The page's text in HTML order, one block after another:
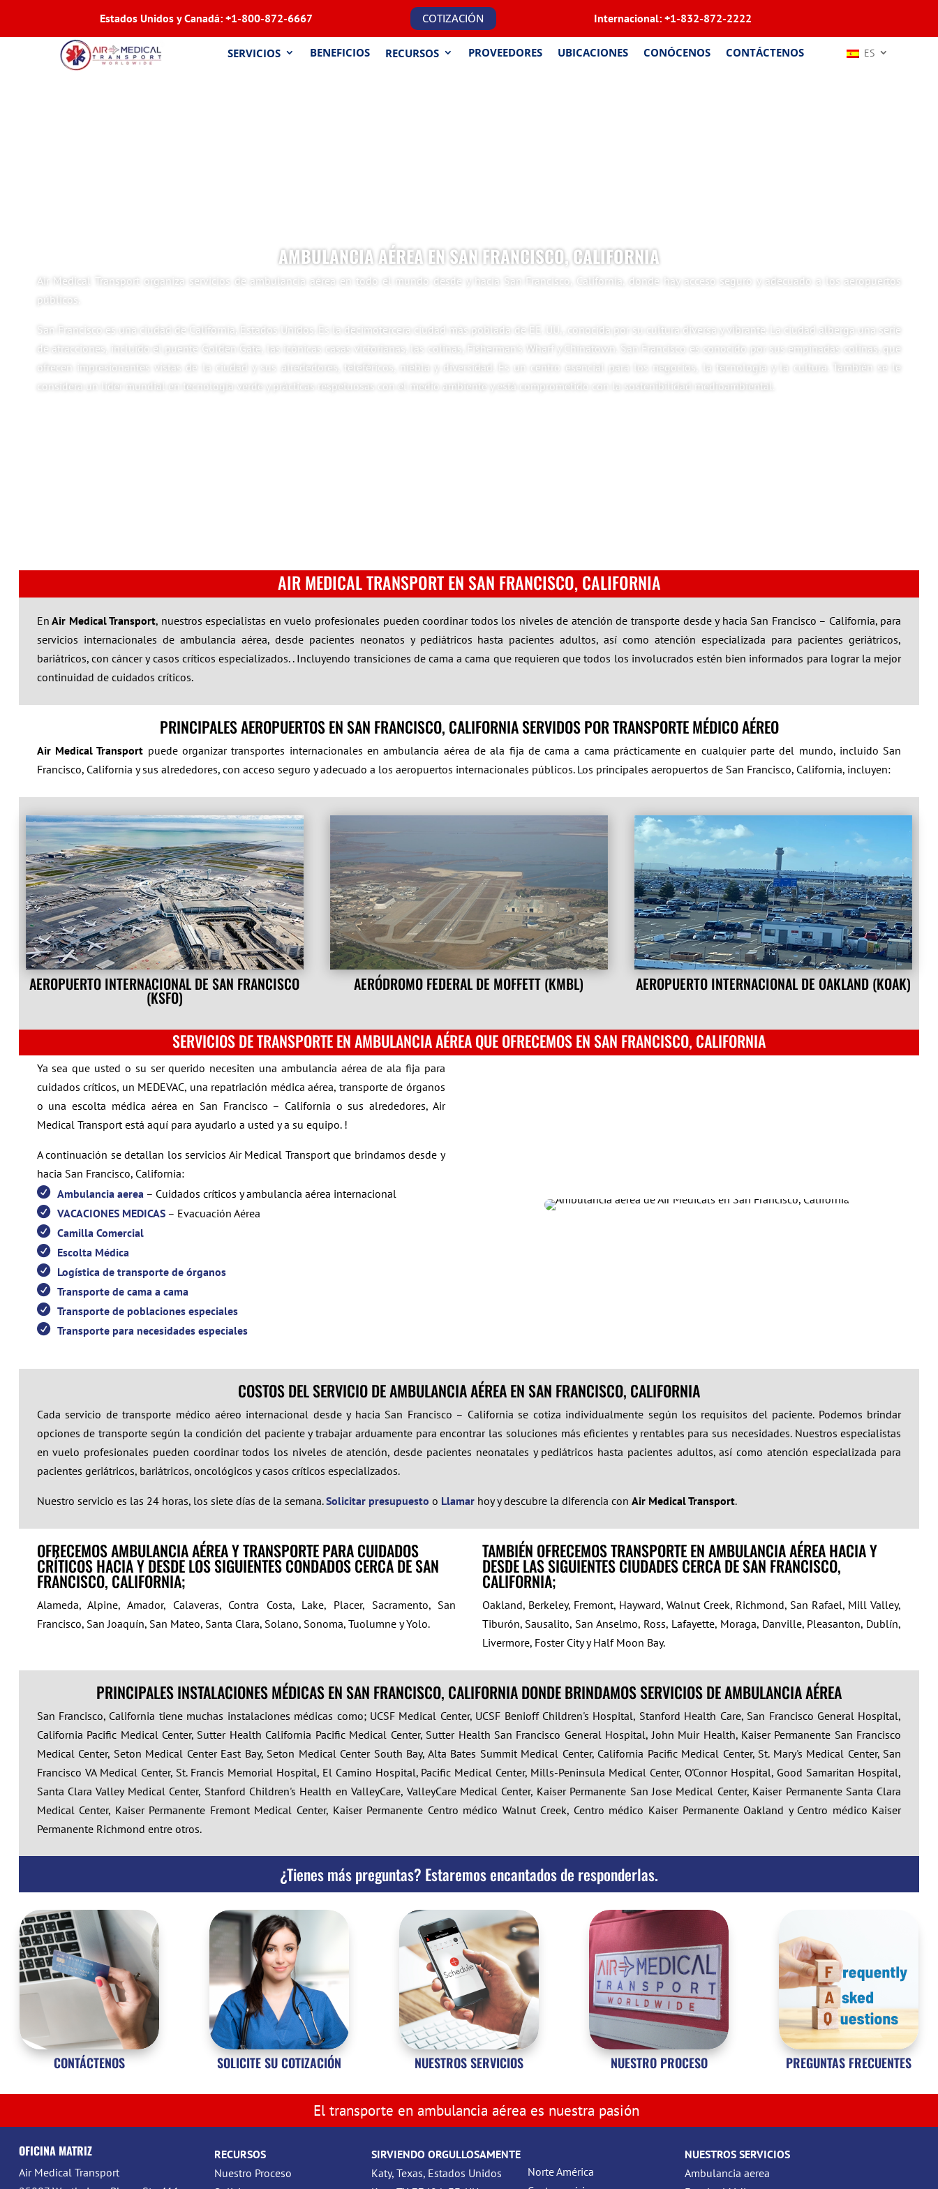
Estados Unidos y Canadá: +1-800-872-6667 COTIZACIÓN Internacional:+1-832-872-2222
SERVICIOS BENEFICIOS RECURSOS PROVEEDORES UBICACIONES CONÓCENOS CONTÁCTENOS ES
AMBULANCIA AÉREA EN SAN FRANCISCO, CALIFORNIA
Air Medical Transport organiza servicios de ambulancia aérea en todo el mundo desde y hacia San Francisco, California, donde hay acceso seguro y adecuado a los aeropuertos
públicos.
San Francisco es una ciudad de California, Estados Unidos. Es la decimotercera ciudad más poblada de EE. UU., conocida por su cultura diversa y vibrante. La ciudad alberga una serie
de atracciones, incluido el puente Golden Gate, las icónicas casas victorianas, las colinas, Fisherman's Wharf y Chinatown. San Francisco es conocido por sus empinadas colinas, que
ofrecen impresionantes vistas de la ciudad y sus alrededores, teleféricos, niebla y diversidad. Es un centro esencial para los negocios, la tecnología y la cultura. También se le
considera un líder mundial en tecnología verde y prácticas respetuosas con el medio ambiente y está comprometido con la sostenibilidad medioambiental.
AIR MEDICAL TRANSPORT EN SAN FRANCISCO, CALIFORNIA
En Air Medical Transport, nuestros especialistas en vuelo profesionales pueden coordinar todos los niveles de atención de transporte desde y hacia San Francisco – California, para
servicios internacionales de ambulancia aérea, desde pacientes neonatos y pediátricos hasta pacientes adultos, así como atención especializada para pacientes geriátricos,
bariátricos, con cáncer y casos críticos especializados. . Incluyendo transiciones de cama a cama que requieren que todos los involucrados estén bien informados para lograr la mejor
continuidad de cuidados críticos.
PRINCIPALES AEROPUERTOS EN SAN FRANCISCO, CALIFORNIA SERVIDOS POR TRANSPORTE MÉDICO AÉREO
Air Medical Transport puede organizar transportes internacionales en ambulancia aérea de ala fija de cama a cama prácticamente en cualquier parte del mundo, incluido San
Francisco, California y sus alrededores, con acceso seguro y adecuado a los aeropuertos internacionales públicos. Los principales aeropuertos de San Francisco, California, incluyen:
AEROPUERTO INTERNACIONAL DE SAN FRANCISCO
(KSFO)
AERÓDROMO FEDERAL DE MOFFETT (KMBL) AEROPUERTO INTERNACIONAL DE OAKLAND (KOAK)
SERVICIOS DE TRANSPORTE EN AMBULANCIA AÉREA QUE OFRECEMOS EN SAN FRANCISCO, CALIFORNIA
Ya sea que usted o su ser querido necesiten una ambulancia aérea de ala fija para
cuidados críticos, un MEDEVAC, una repatriación médica aérea, transporte de órganos
o una escolta médica aérea en San Francisco – California o sus alrededores, Air
Medical Transport está aquí para ayudarlo a usted y a su equipo. !
A continuación se detallan los servicios Air Medical Transport que brindamos desde y
hacia San Francisco, California:
Ambulancia aerea– Cuidados críticos y ambulancia aérea internacional
VACACIONES MEDICAS– Evacuación Aérea
Camilla Comercial
Escolta Médica
Logística de transporte de órganos
Transporte de cama a cama
Transporte de poblaciones especiales
Transporte para necesidades especiales
COSTOS DEL SERVICIO DE AMBULANCIA AÉREA EN SAN FRANCISCO, CALIFORNIA
Cada servicio de transporte médico aéreo internacional desde y hacia San Francisco – California se cotiza individualmente según los requisitos del paciente. Podemos brindar
opciones de transporte según la condición del paciente y trabajar arduamente para encontrar las soluciones más eficientes y rentables para sus necesidades. Nuestros especialistas
en vuelo profesionales pueden coordinar todos los niveles de atención, desde pacientes neonatales y pediátricos hasta pacientes adultos, así como atención especializada para
pacientes geriátricos, bariátricos, oncológicos y casos críticos especializados.
Nuestro servicio es las 24 horas, los siete días de la semana.Solicitar presupuesto o Llamarhoy y descubre la diferencia con Air Medical Transport.
OFRECEMOS AMBULANCIA AÉREA Y TRANSPORTE PARA CUIDADOS
CRÍTICOS HACIA Y DESDE LOS SIGUIENTES CONDADOS CERCA DE SAN
FRANCISCO, CALIFORNIA;
Alameda, Alpine, Amador, Calaveras, Contra Costa, Lake, Placer, Sacramento, San
Francisco, San Joaquín, San Mateo, Santa Clara, Solano, Sonoma, Tuolumne y Yolo.
TAMBIÉN OFRECEMOS TRANSPORTE EN AMBULANCIA AÉREA HACIA Y
DESDE LAS SIGUIENTES CIUDADES CERCA DE SAN FRANCISCO,
CALIFORNIA;
Oakland, Berkeley, Fremont, Hayward, Walnut Creek, Richmond, San Rafael, Mill Valley,
Tiburón, Sausalito, San Anselmo, Ross, Lafayette, Moraga, Danville, Pleasanton, Dublín,
Livermore, Foster City y Half Moon Bay.
PRINCIPALES INSTALACIONES MÉDICAS EN SAN FRANCISCO, CALIFORNIA DONDE BRINDAMOS SERVICIOS DE AMBULANCIA AÉREA
San Francisco, California tiene muchas instalaciones médicas como; UCSF Medical Center, UCSF Benioff Children's Hospital, Stanford Health Care, San Francisco General Hospital,
California Pacific Medical Center, Sutter Health California Pacific Medical Center, Sutter Health San Francisco General Hospital, John Muir Health, Kaiser Permanente San Francisco
Medical Center, Seton Medical Center East Bay, Seton Medical Center South Bay, Alta Bates Summit Medical Center, California Pacific Medical Center, St. Mary's Medical Center, San
Francisco VA Medical Center, St. Francis Memorial Hospital, El Camino Hospital, Pacific Medical Center, Mills-Peninsula Medical Center, O'Connor Hospital, Good Samaritan Hospital,
Santa Clara Valley Medical Center, Stanford Children's Health en ValleyCare, ValleyCare Medical Center, Kaiser Permanente San Jose Medical Center, Kaiser Permanente Santa Clara
Medical Center, Kaiser Permanente Fremont Medical Center, Kaiser Permanente Centro médico Walnut Creek, Centro médico Kaiser Permanente Oakland y Centro médico Kaiser
Permanente Richmond entre otros.
¿Tienes más preguntas? Estaremos encantados de responderlas.
CONTÁCTENOS SOLICITE SU COTIZACIÓN NUESTROS SERVICIOS NUESTRO PROCESO PREGUNTAS FRECUENTES
El transporte en ambulancia aérea es nuestra pasión
OFICINA MATRIZ
Air Medical Transport
RECURSOS
Nuestro Proceso
SIRVIENDO ORGULLOSAMENTE
Katy, Texas, Estados Unidos
Norte América
NUESTROS SERVICIOS
Ambulancia aerea